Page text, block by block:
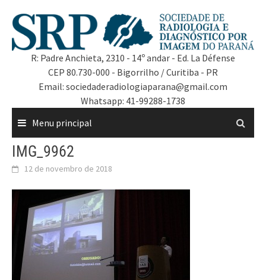
R: Padre Anchieta, 2310 - 14º andar - Ed. La Défense
CEP 80.730-000 - Bigorrilho / Curitiba - PR
Email: sociedaderadiologiaparana@gmail.com
Whatsapp: 41-99288-1738
Menu principal
IMG_9962
12 de novembro de 2018